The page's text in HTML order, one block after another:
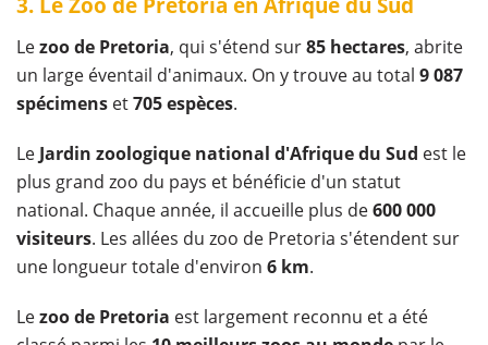
Lezoo de Pretoria, qui s'étend sur85 hectares, abrite
un large éventail d'animaux. On y trouve au total 9 087
spécimens et705 espèces.
Le Jardin zoologique national d'Afrique du Sud est le
plus grand zoo du pays et bénéficie d'un statut
national. Chaque année, il accueille plus de600 000
visiteurs. Les allées du zoo de Pretoria s'étendent sur
une longueur totale d'environ 6 km.
Lezoo de Pretoria est largement reconnu et a été